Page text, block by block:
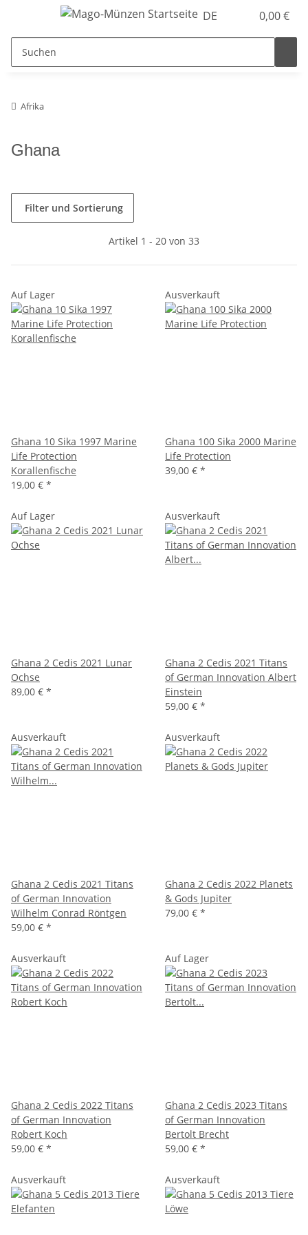
DE 0,00 €
Afrika
Ghana
Filter und Sortierung
Artikel 1 - 20 von 33
Auf Lager
Ghana 10 Sika 1997 Marine
Life Protection
Korallenfische
19,00 € *
Ausverkauft
Ghana 100 Sika 2000 Marine
Life Protection
39,00 € *
Auf Lager
Ghana 2 Cedis 2021 Lunar
Ochse
89,00 € *
Ausverkauft
Ghana 2 Cedis 2021 Titans
of German Innovation Albert
Einstein
59,00 € *
Ausverkauft
Ghana 2 Cedis 2021 Titans
of German Innovation
Wilhelm Conrad Röntgen
59,00 € *
Ausverkauft
Ghana 2 Cedis 2022 Planets
& Gods Jupiter
79,00 € *
Ausverkauft
Ghana 2 Cedis 2022 Titans
of German Innovation
Robert Koch
59,00 € *
Auf Lager
Ghana 2 Cedis 2023 Titans
of German Innovation
Bertolt Brecht
59,00 € *
Ausverkauft Ausverkauft